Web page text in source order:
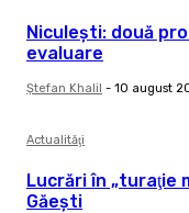
Niculeşti: două
evaluare
Ştefan Khalil - 10 august
Actualităţi
Lucrări în „turaţie
Găeşti